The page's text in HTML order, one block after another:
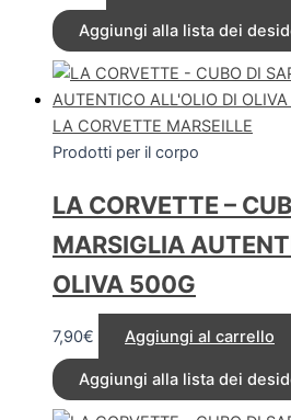
Aggiungi alla lista dei
LA CORVETTE MARSEILLE
Prodotti per il corpo
LA CORVETTE –
MARSIGLIA
OLIVA 500G
7,90€ Aggiungi al carrello
Aggiungi alla lista dei